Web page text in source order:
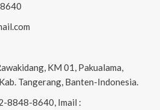
KM 01, Pakualama,
Tangerang, Banten-Indonesia.
8848-8640, Imail :